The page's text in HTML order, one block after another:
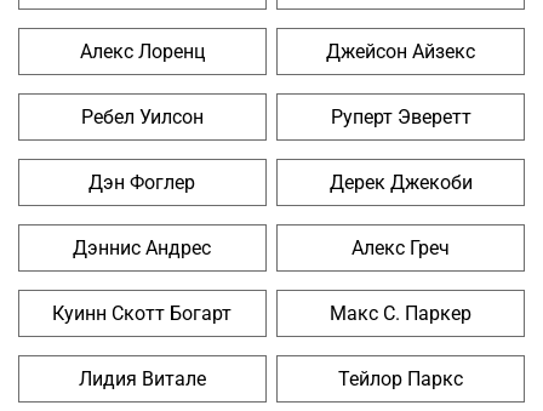
Алекс Лоренц Джейсон Айзекс
Ребел Уилсон Руперт Эверетт
Дэн Фоглер Дерек Джекоби
Дэннис Андрес Алекс Греч
Куинн Скотт Богарт Макс С. Паркер
Лидия Витале Тейлор Паркс